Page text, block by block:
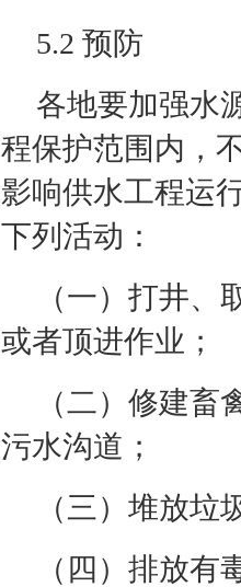
5.2 预防
各地要加强水
程保护范围内，
影响供水工程运
下列活动：
（一）打井、
或者顶进作业；
（二）修建畜
污水沟道；
（三）堆放垃
（四）排放有